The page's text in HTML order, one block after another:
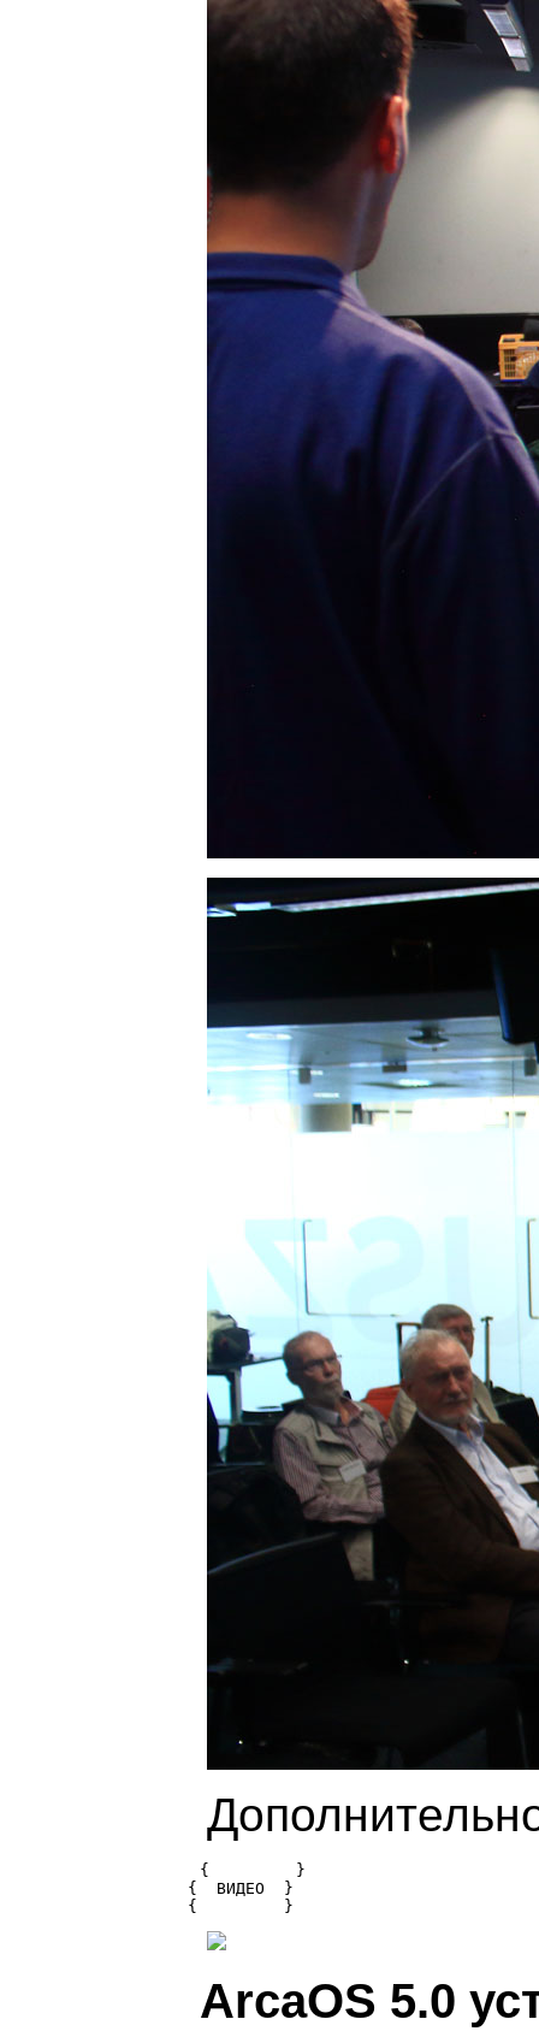
{         }
{  ВИДЕО  }
ArcaOS 5.0